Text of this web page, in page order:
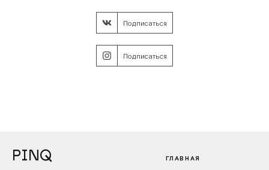
Подписаться
Подписаться
PINQ ГЛАВНАЯ